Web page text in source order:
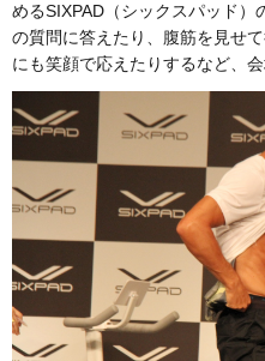
めるSIXPAD（シックスパッド）
の質問に答えたり、腹筋を見せ
にも笑顔で応えたりするなど、会